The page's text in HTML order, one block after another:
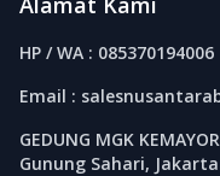
HP / WA : 085370194006
Email :
GEDUNG MGK
Gunung Sahari,